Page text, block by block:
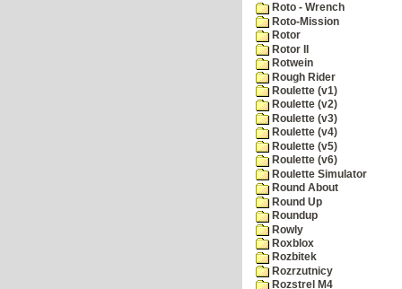
Roto - Wrench
Roto-Mission
Rotor
Rotor II
Rotwein
Rough Rider
Roulette (v1)
Roulette (v2)
Roulette (v3)
Roulette (v4)
Roulette (v5)
Roulette (v6)
Roulette Simulator
Round About
Round Up
Roundup
Rowly
Roxblox
Rozbitek
Rozrzutnicy
Rozstrel M4